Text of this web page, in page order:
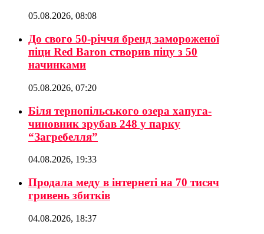
05.08.2026, 08:08
До свого 50-річчя бренд замороженої
піци Red Baron створив піцу з 50
начинками
05.08.2026, 07:20
Біля тернопільського озера хапуга-
чиновник зрубав 248 у парку
“Загребелля”
04.08.2026, 19:33
Продала меду в інтернеті на 70 тисяч
гривень збитків
04.08.2026, 18:37